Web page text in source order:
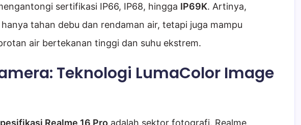
sertifikasi IP66, IP68, hingga IP69K. Artinya,
tahan debu dan rendaman air, tetapi juga mampu
air bertekanan tinggi dan suhu ekstrem.
Teknologi LumaColor Image
Realme 16 Pro adalah sektor fotografi. Realme